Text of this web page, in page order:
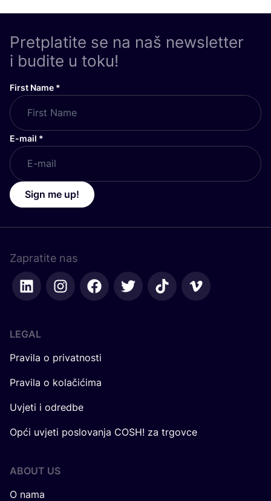
Pretplatite se na naš newsletter
i budite u toku!
First Name *
E-mail *
Sign me up!
Zapratite nas
LEGAL
Pravila o privatnosti
Pravila o kolačićima
Uvjeti i odredbe
Opći uvjeti poslovanja COSH! za trgovce
ABOUT US
O nama